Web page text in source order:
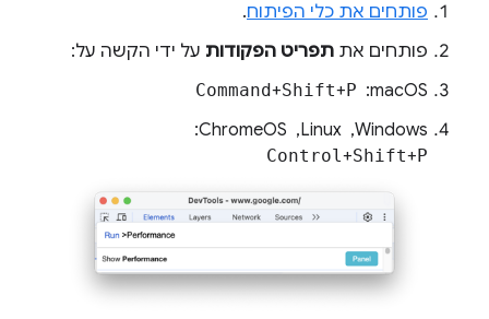
פותחים את כלי הפיתוח.
פותחים את תפריט הפקודות על ידי הקשה על:
‫macOS: ‏
Command+Shift+P
‫Windows, ‏ Linux, ‏ ChromeOS: ‏
Control+Shift+P